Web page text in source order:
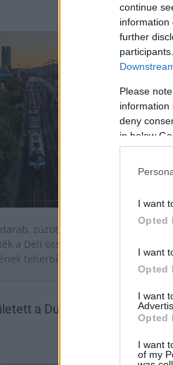
continue
information
further
Please
information
deny
in below
I want
Opted
I want
Opted
I want
Opted
I want
of my
zúzottkővel megpakolt
a Déli összekötő vasúti híd utolsó,
teherbírását.
a Duna felett - videón a